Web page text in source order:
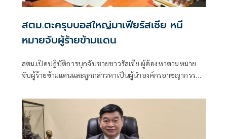
สตม.ตะครุบบอสใหญ่มาเฟียรัสเซีย หนี
หมายจับผู้ร้ายข้ามแดน
สตม.เปิดปฏิบัติการบุกจับชายชาวรัสเซีย ผู้ต้องหาตามหมาย
จับผู้ร้ายข้ามแดนและถูกกล่าวหาเป็นผู้นำองค์กรอาชญากรรม
จังหวัดภูเก็ต พร้อมพบอยู่ในราชอาณาจักรเกิ